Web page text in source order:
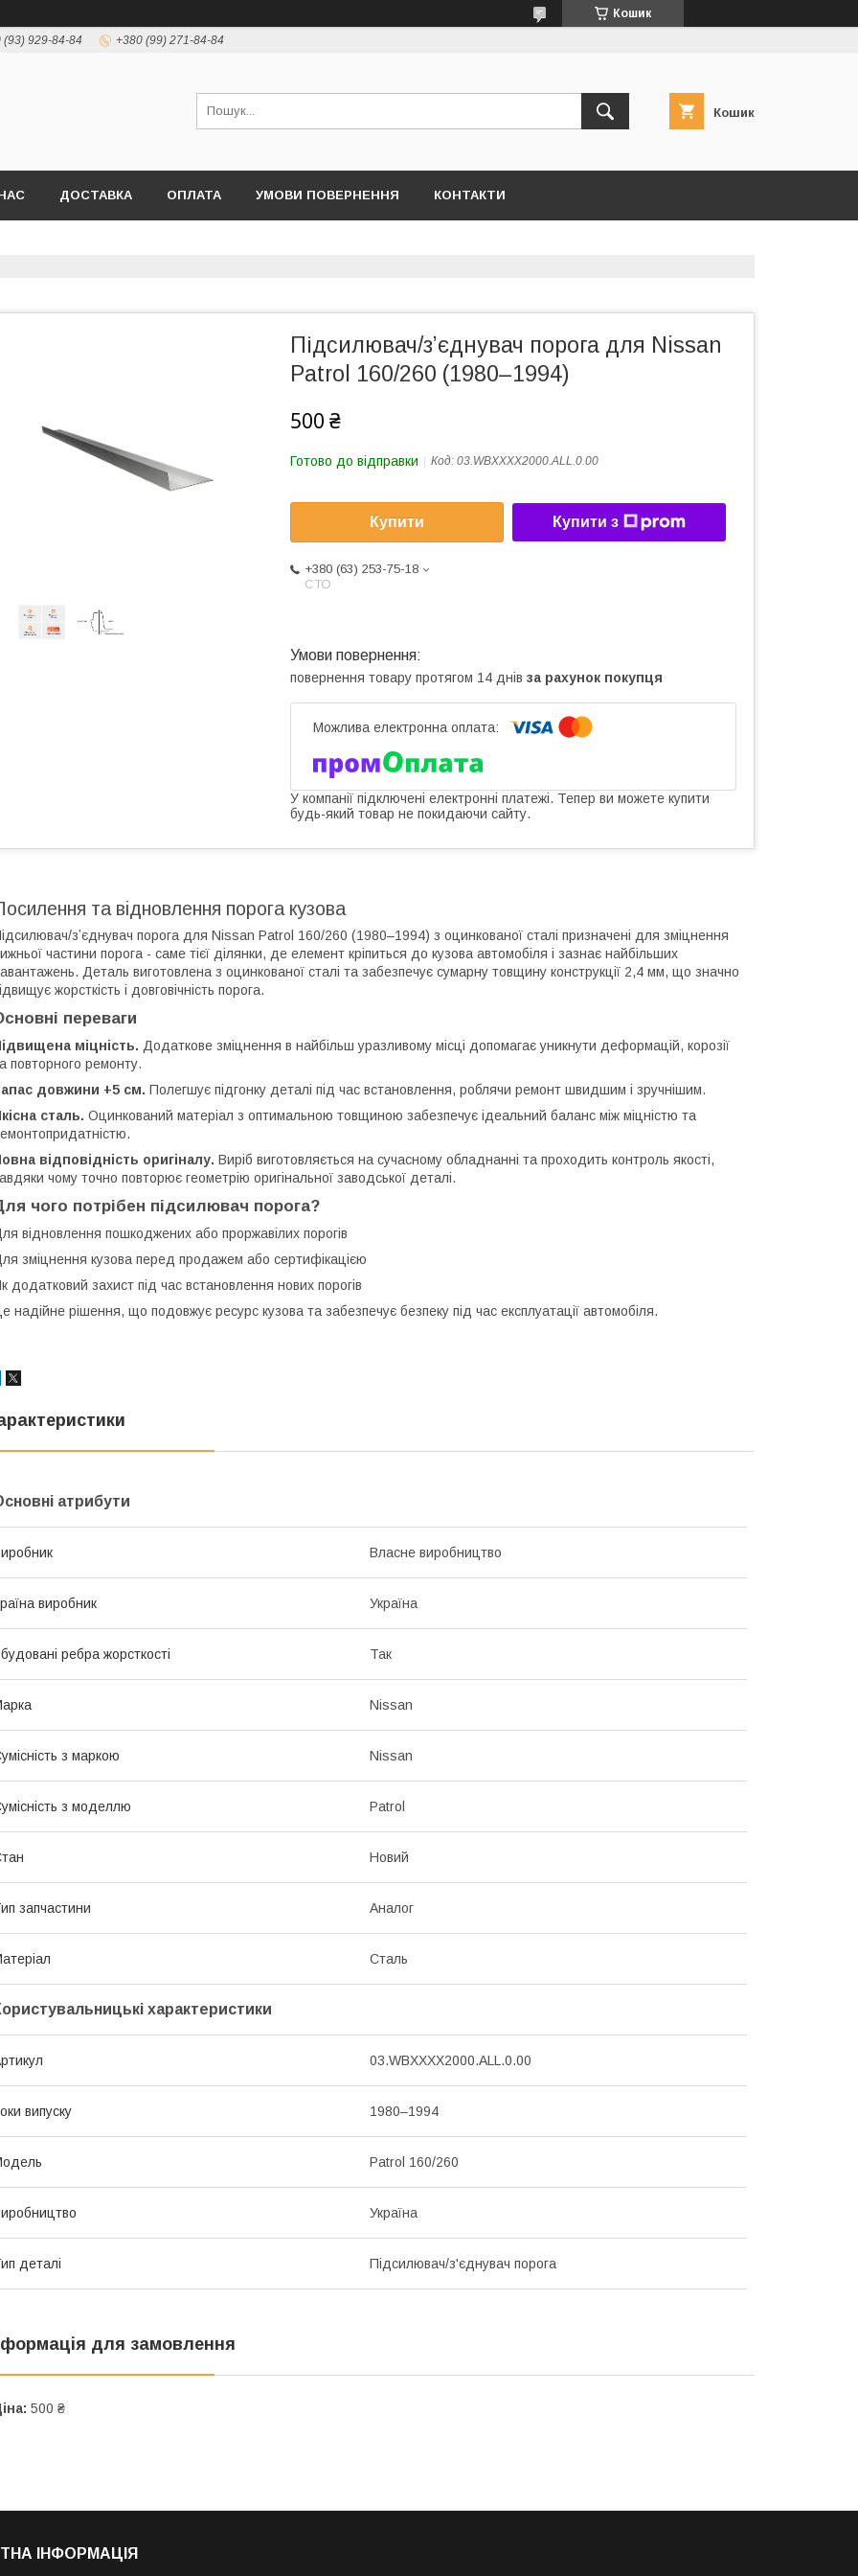
Кошик
(93) 929-84-84 +380 (99) 271-84-84
Кошик
ДОСТАВКА ОПЛАТА УМОВИ ПОВЕРНЕННЯ КОНТАКТИ
Підсилювач/зʼєднувач порога для Nissan
Patrol 160/260 (1980–1994)
500 ₴
Готово до відправки Код: 03.WBXXXX2000.ALL.0.00
Купити Купити з
+380 (63) 253-75-18
СТО
повернення товару протягом 14 днів за рахунок покупця
У компанії підключені електронні платежі. Тепер ви можете купити
будь-який товар не покидаючи сайту.
та відновлення порога кузова
зʼєднувач порога для Nissan Patrol 160/260 (1980–1994) з оцинкованої сталі призначені для зміцнення
частини порога - саме тієї ділянки, де елемент кріпиться до кузова автомобіля і зазнає найбільших
Деталь виготовлена з оцинкованої сталі та забезпечує сумарну товщину конструкції 2,4 мм, що значно
жорсткість і довговічність порога.
переваги
міцність. Додаткове зміцнення в найбільш уразливому місці допомагає уникнути деформацій, корозії
повторного ремонту.
довжини +5 см. Полегшує підгонку деталі під час встановлення, роблячи ремонт швидшим і зручнішим.
сталь. Оцинкований матеріал з оптимальною товщиною забезпечує ідеальний баланс між міцністю та
відповідність оригіналу. Виріб виготовляється на сучасному обладнанні та проходить контроль якості,
чому точно повторює геометрію оригінальної заводської деталі.
чого потрібен підсилювач порога?
відновлення пошкоджених або проржавілих порогів
зміцнення кузова перед продажем або сертифікацією
додатковий захист під час встановлення нових порогів
надійне рішення, що подовжує ресурс кузова та забезпечує безпеку під час експлуатації автомобіля.
атрибути
Власне виробництво
виробник Україна
ребра жорсткості Так
Nissan
з маркою Nissan
з моделлю Patrol
Новий
запчастини Аналог
Сталь
характеристики
03.WBXXXX2000.ALL.0.00
випуску 1980–1994
Patrol 160/260
Україна
деталі Підсилювач/з'єднувач порога
для замовлення
500 ₴
ІНФОРМАЦІЯ